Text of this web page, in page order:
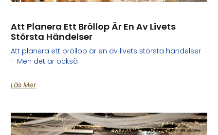
Att Planera Ett Bröllop Är En Av Livets
Största Händelser
Att planera ett bröllop är en av livets största händelser
– Men det är också
Läs Mer